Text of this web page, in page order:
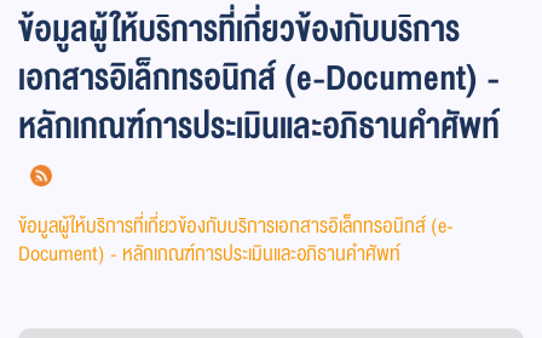
ข้อมูลผู้ให้บริการที่เกี่ยวข้องกับบริการ
เอกสารอิเล็กทรอนิกส์ (e-Document) -
หลักเกณฑ์การประเมินและอภิธานคำศัพท์
ข้อมูลผู้ให้บริการที่เกี่ยวข้องกับบริการเอกสารอิเล็กทรอนิกส์ (e-
Document) - หลักเกณฑ์การประเมินและอภิธานคำศัพท์